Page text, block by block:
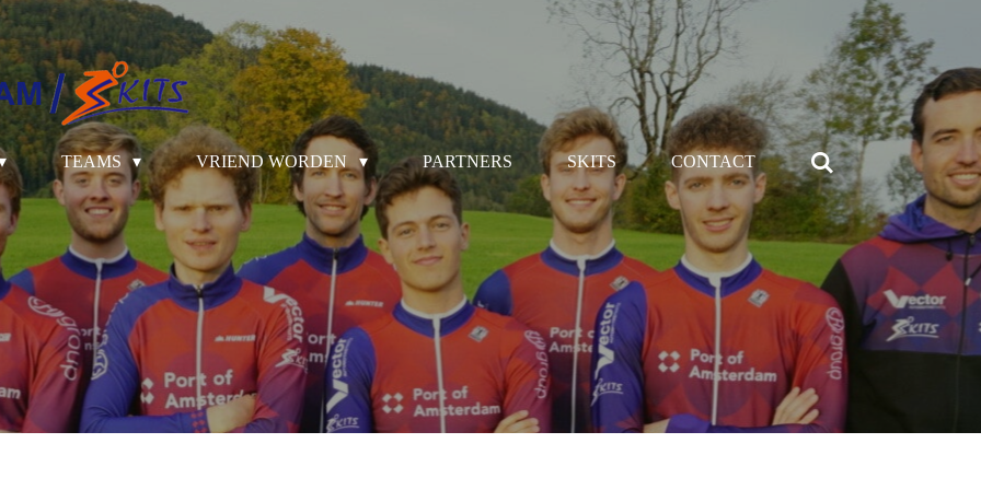
TEAMS VRIEND WORDEN PARTNERS SKITS CONTACT